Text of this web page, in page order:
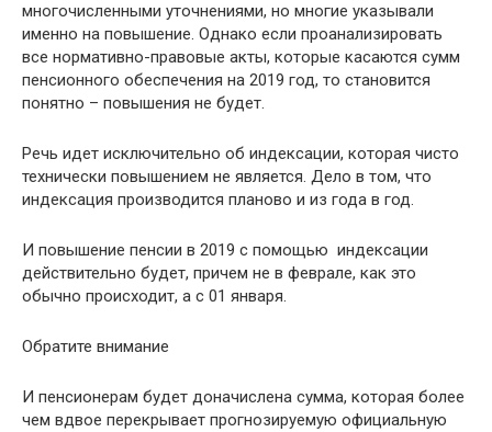
многочисленными уточнениями, но многие указывали
именно на повышение. Однако если проанализировать
все нормативно-правовые акты, которые касаются сумм
пенсионного обеспечения на 2019 год, то становится
понятно – повышения не будет.
Речь идет исключительно об индексации, которая чисто
технически повышением не является. Дело в том, что
индексация производится планово и из года в год.
И повышение пенсии в 2019 с помощью индексации
действительно будет, причем не в феврале, как это
обычно происходит, а с 01 января.
Обратите внимание
И пенсионерам будет доначислена сумма, которая более
чем вдвое перекрывает прогнозируемую официальную